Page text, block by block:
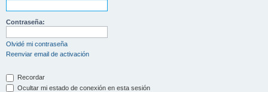
Contraseña:
Olvidé mi contraseña
Reenviar email de activación
Recordar
Ocultar mi estado de conexión en esta sesión